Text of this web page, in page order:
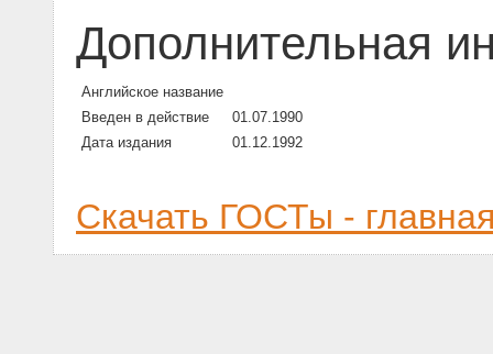
Дополнительная
Английское название
Введен в действие
01.07.1990
Дата издания
01.12.1992
Скачать ГОСТы -